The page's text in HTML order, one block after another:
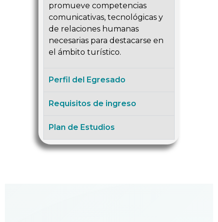
promueve competencias
comunicativas, tecnológicas y
de relaciones humanas
necesarias para destacarse en
el ámbito turístico.
Perfil del Egresado
Requisitos de ingreso
Plan de Estudios